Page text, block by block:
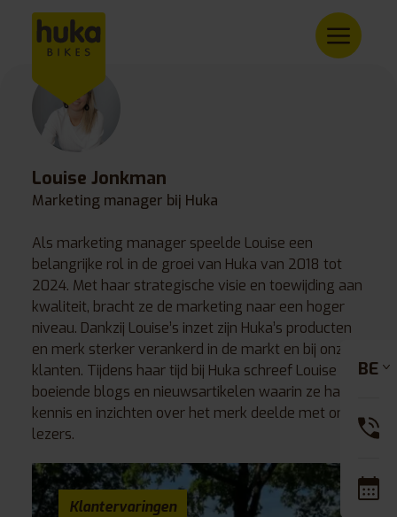
Louise Jonkman
Marketing manager bij Huka
Als marketing manager speelde Louise een
belangrijke rol in de groei van Huka van 2018 tot
2024. Met haar strategische visie en toewijding aan
kwaliteit, bracht ze de marketing naar een hoger
niveau. Dankzij Louise’s inzet zijn Huka’s producten
en merk sterker verankerd in de markt en bij onze
klanten. Tijdens haar tijd bij Huka schreef Louise
boeiende blogs en nieuwsartikelen waarin ze haar
kennis en inzichten over het merk deelde met onze
lezers.
Klantervaringen
BE